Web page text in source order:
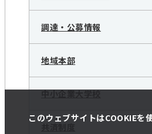
このウェブサイトはCOOKIEを
調達・公募情報
地域本部
中小企業大学校